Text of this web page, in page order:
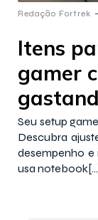
Redação Fortrek -
Itens
gamer
Seu setup
Descubra
desempenho
usa